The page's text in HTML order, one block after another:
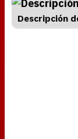
Descripción